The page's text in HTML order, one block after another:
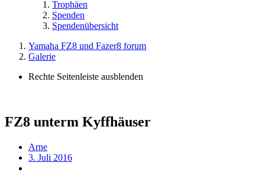
Trophäen
Spenden
Spendenübersicht
Yamaha FZ8 und Fazer8 forum
Galerie
Rechte Seitenleiste ausblenden
FZ8 unterm Kyffhäuser
Arne
3. Juli 2016